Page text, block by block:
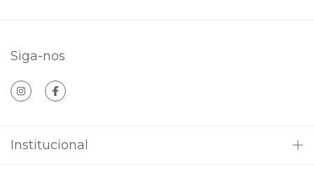
Siga-nos
Institucional